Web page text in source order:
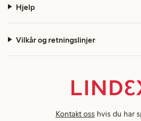
Hjelp
Vilkår og retningslinjer
Kontakt oss hvis du har